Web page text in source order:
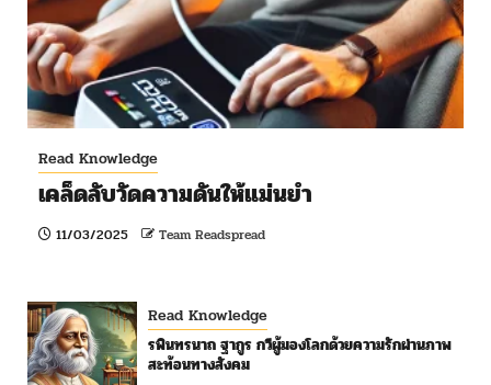
Read Knowledge
เคล็ดลับวัดความดันให้แม่นยำ
11/03/2025 Team Readspread
Read Knowledge
รพินทรนาถ ฐากูร กวีผู้มองโลกด้วยความรักผ่านภาพ
สะท้อนทางสังคม